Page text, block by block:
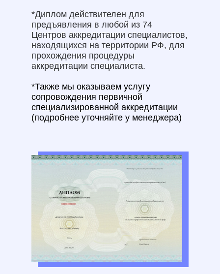
*Диплом действителен для
предъявления в любой из 74
Центров аккредитации специалистов,
находящихся на территории РФ, для
прохождения процедуры
аккредитации специалиста.
*Также мы оказываем услугу
сопровождения первичной
специализированной аккредитации
(подробнее уточняйте у менеджера)